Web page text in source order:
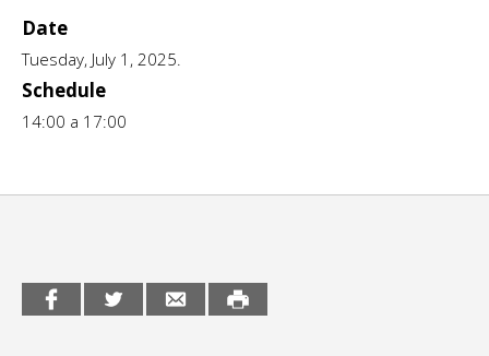
CCE en el interior/libros
Espacio itinerante de lectura infantil
Exposiciones
Formación
Género y Diversidad
Medio Ambiente
Date
Tuesday, July 1, 2025.
Schedule
14:00 a 17:00